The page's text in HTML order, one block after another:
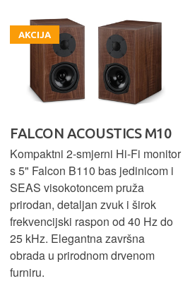
AKCIJA
FALCON ACOUSTICS M10
Kompaktni 2-smjerni Hi-Fi monitor
s 5" Falcon B110 bas jedinicom i
SEAS visokotoncem pruža
prirodan, detaljan zvuk i širok
frekvencijski raspon od 40 Hz do
25 kHz. Elegantna završna
obrada u prirodnom drvenom
furniru.